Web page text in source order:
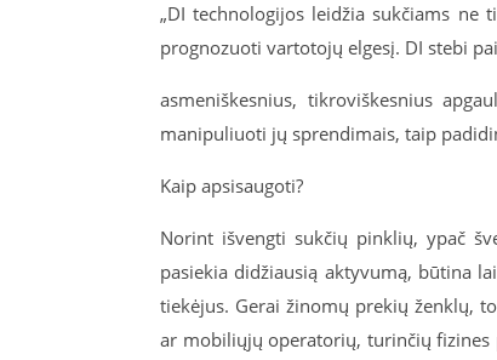
„DI technologijos leidžia sukčiams
prognozuoti vartotojų elgesį. DI stebi
asmeniškesnius, tikroviškesnius
manipuliuoti jų sprendimais, taip
Kaip apsisaugoti?
Norint išvengti sukčių pinklių, ypač
pasiekia didžiausią aktyvumą, būtina
tiekėjus. Gerai žinomų prekių ženklų,
ar mobiliųjų operatorių, turinčių